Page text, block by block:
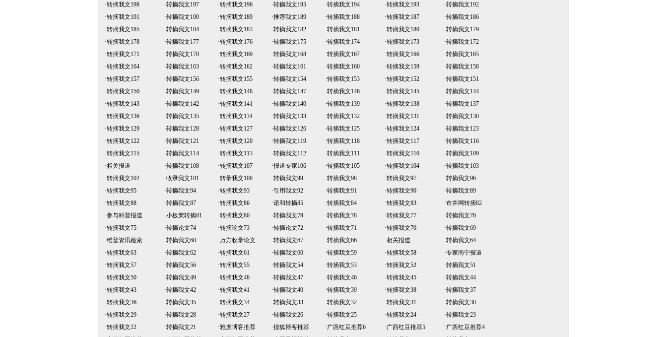
·转摘我文198 ·转摘我文197 ·转摘我文196 ·转摘我文195 ·转摘我文194 ·转摘我文193 ·转摘我文192
·转摘我文191 ·转摘我文190 ·转摘我文189 ·推荐我文189 ·转摘我文188 ·转摘我文187 ·转摘我文186
·转摘我文185 ·转摘我文184 ·转摘我文183 ·转摘我文182 ·转摘我文181 ·转摘我文180 ·转摘我文179
·转摘我文178 ·转摘我文177 ·转摘我文176 ·转摘我文175 ·转摘我文174 ·转摘我文173 ·转摘我文172
·转摘我文171 ·转摘我文170 ·转摘我文169 ·转摘我文168 ·转摘我文167 ·转摘我文166 ·转摘我文165
·转摘我文164 ·转摘我文163 ·转摘我文162 ·转摘我文161 ·转摘我文160 ·转摘我文159 ·转摘我文158
·转摘我文157 ·转摘我文156 ·转摘我文155 ·转摘我文154 ·转摘我文153 ·转摘我文152 ·转摘我文151
·转摘我文150 ·转摘我文149 ·转摘我文148 ·转摘我文147 ·转摘我文146 ·转摘我文145 ·转摘我文144
·转摘我文143 ·转摘我文142 ·转摘我文141 ·转摘我文140 ·转摘我文139 ·转摘我文138 ·转摘我文137
·转摘我文136 ·转摘我文135 ·转摘我文134 ·转摘我文133 ·转摘我文132 ·转摘我文131 ·转摘我文130
·转摘我文129 ·转摘我文128 ·转摘我文127 ·转摘我文126 ·转摘我文125 ·转摘我文124 ·转摘我文123
·转摘我文122 ·转摘我文121 ·转摘我文120 ·转摘我文119 ·转摘我文118 ·转摘我文117 ·转摘我文116
·转摘我文115 ·转摘我文114 ·转摘我文113 ·转摘我文112 ·转摘我文111 ·转摘我文110 ·转摘我文109
·相关报道 ·转摘我文108 ·转摘我文107 ·报道专家106 ·转摘我文105 ·转摘我文104 ·转摘我文103
·转摘我文102 ·收录我文101 ·转录我文100 ·转摘我文99 ·转摘我文98 ·转摘我文97 ·转摘我文96
·转摘我文95 ·转摘我文94 ·转摘我文93 ·引用我文92 ·转摘我文91 ·转摘我文90 ·转摘我文89
·转摘我文88 ·转摘我文87 ·转摘我文86 ·诺和转摘85 ·转摘我文84 ·转摘我文83 ·市井网转摘82
·参与科普报道 ·小板凳转摘81 ·转摘我文80 ·转摘我文79 ·转摘我文78 ·转摘我文77 ·转摘我文76
·转摘我文75 ·转摘论文74 ·转摘论文73 ·转摘论文72 ·转摘我文71 ·转摘我文70 ·转摘我文69
·维普资讯检索 ·转摘我文68 ·万方收录论文 ·转摘我文67 ·转摘我文66 ·相关报道 ·转摘我文64
·转摘我文63 ·转摘我文62 ·转摘我文61 ·转摘我文60 ·转摘我文59 ·转摘我文58 ·专家南宁报道
·转摘我文57 ·转摘我文56 ·转摘我文55 ·转摘我文54 ·转摘我文53 ·转摘我文52 ·转摘我文51
·转摘我文50 ·转摘我文49 ·转摘我文48 ·转摘我文47 ·转摘我文46 ·转摘我文45 ·转摘我文44
·转摘我文43 ·转摘我文42 ·转摘我文41 ·转摘我文40 ·转摘我文39 ·转摘我文38 ·转摘我文37
·转摘我文36 ·转摘我文35 ·转摘我文34 ·转摘我文33 ·转摘我文32 ·转摘我文31 ·转摘我文30
·转摘我文29 ·转摘我文28 ·转摘我文27 ·转摘我文26 ·转摘我文25 ·转摘我文24 ·转摘我文23
·转摘我文22 ·转摘我文21 ·雅虎博客推荐 ·搜狐博客推荐 ·广西红豆推荐6 ·广西红豆推荐5 ·广西红豆推荐4